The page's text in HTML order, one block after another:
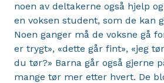
noen av deltakerne også hjelp
en voksen student, som de kan
Noen ganger må de voksne gå
er trygt», «dette går fint», «jeg
du tør?» Barna går også gjerne
mange tør mer etter hvert. De